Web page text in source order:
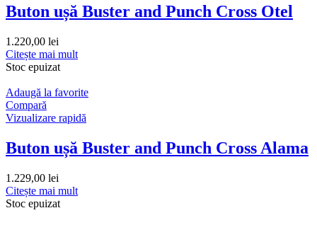
Buton ușă Buster and Punch Cross Otel
1.220,00 lei
Citește mai mult
Stoc epuizat
Adaugă la favorite
Compară
Vizualizare rapidă
Buton ușă Buster and Punch Cross Alama
1.229,00 lei
Citește mai mult
Stoc epuizat